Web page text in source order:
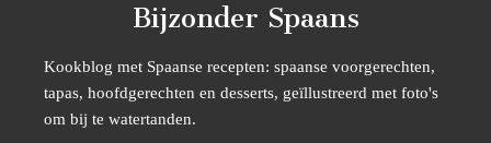
Bijzonder Spaans
Kookblog met Spaanse recepten: spaanse voorgerechten,
tapas, hoofdgerechten en desserts, geïllustreerd met foto's
om bij te watertanden.